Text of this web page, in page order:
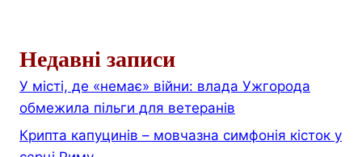
Недавні записи
У місті, де «немає» війни: влада Ужгорода
обмежила пільги для ветеранів
Крипта капуцинів – мовчазна симфонія кісток у